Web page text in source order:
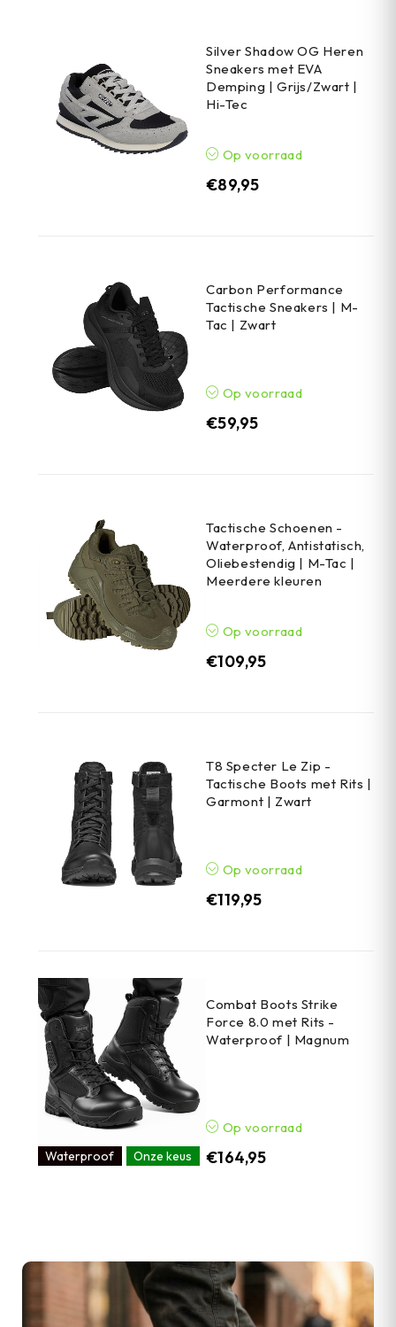
Silver Shadow OG Heren
Sneakers met EVA
Demping | Grijs/Zwart |
Hi-Tec
Op voorraad
€89,95
Carbon Performance
Tactische Sneakers | M-
Tac | Zwart
Op voorraad
€59,95
Tactische Schoenen -
Waterproof, Antistatisch,
Oliebestendig | M-Tac |
Meerdere kleuren
Op voorraad
€109,95
T8 Specter Le Zip -
Tactische Boots met Rits |
Garmont | Zwart
Op voorraad
€119,95
Waterproof Onze keus
Combat Boots Strike
Force 8.0 met Rits -
Waterproof | Magnum
Op voorraad
€164,95